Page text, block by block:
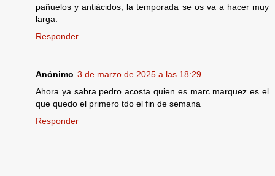
pañuelos y antiácidos, la temporada se os va a hacer muy
larga.
Responder
Anónimo 3 de marzo de 2025 a las 18:29
Ahora ya sabra pedro acosta quien es marc marquez es el
que quedo el primero tdo el fin de semana
Responder